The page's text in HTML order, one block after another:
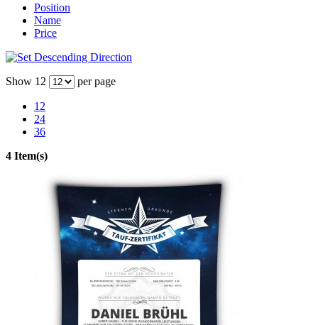
Position
Name
Price
Show 12 per page
12
24
36
4 Item(s)